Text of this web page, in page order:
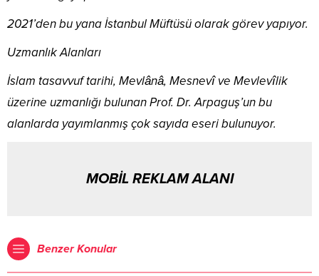
2021’den bu yana İstanbul Müftüsü olarak görev yapıyor.
Uzmanlık Alanları
İslam tasavvuf tarihi, Mevlânâ, Mesnevî ve Mevlevîlik
üzerine uzmanlığı bulunan Prof. Dr. Arpaguş’un bu
alanlarda yayımlanmış çok sayıda eseri bulunuyor.
MOBİL REKLAM ALANI
Benzer Konular